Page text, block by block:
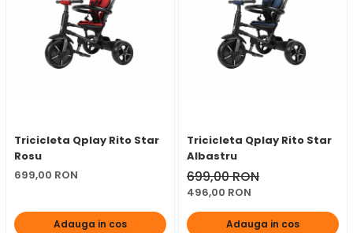
Tricicleta Qplay Rito Star
Rosu
699,00 RON
Adauga in cos
Tricicleta Qplay Rito Star
Albastru
699,00 RON
496,00 RON
Adauga in cos